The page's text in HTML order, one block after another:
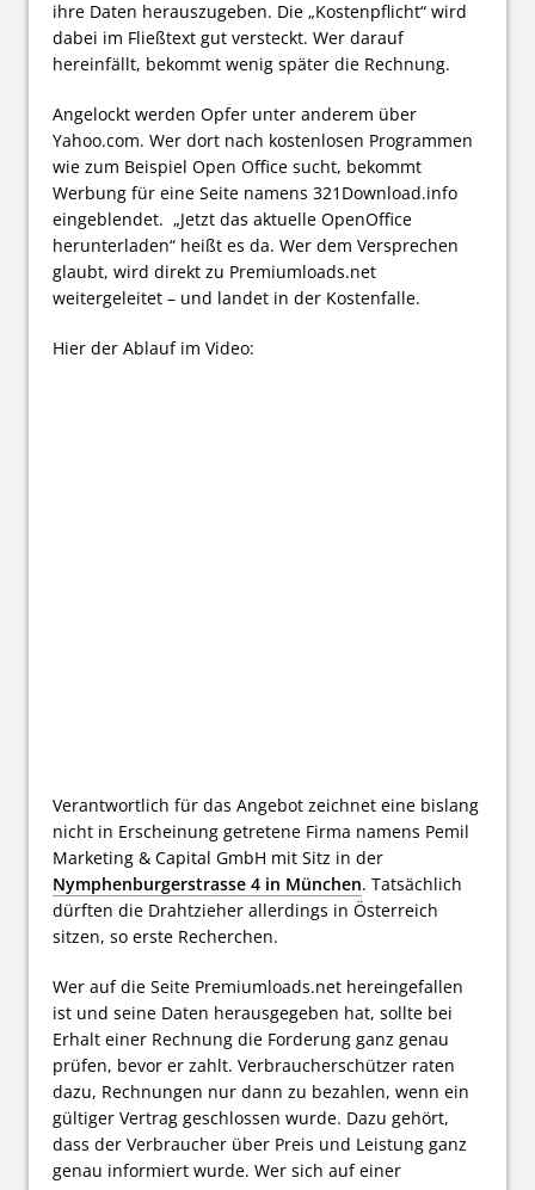
ihre Daten herauszugeben. Die „Kostenpflicht“ wird
dabei im Fließtext gut versteckt. Wer darauf
hereinfällt, bekommt wenig später die Rechnung.
Angelockt werden Opfer unter anderem über
Yahoo.com. Wer dort nach kostenlosen Programmen
wie zum Beispiel Open Office sucht, bekommt
Werbung für eine Seite namens 321Download.info
eingeblendet. „Jetzt das aktuelle OpenOffice
herunterladen“ heißt es da. Wer dem Versprechen
glaubt, wird direkt zu Premiumloads.net
weitergeleitet – und landet in der Kostenfalle.
Hier der Ablauf im Video:
Verantwortlich für das Angebot zeichnet eine bislang
nicht in Erscheinung getretene Firma namens Pemil
Marketing & Capital GmbH mit Sitz in der
Nymphenburgerstrasse 4 in München. Tatsächlich
dürften die Drahtzieher allerdings in Österreich
sitzen, so erste Recherchen.
Wer auf die Seite Premiumloads.net hereingefallen
ist und seine Daten herausgegeben hat, sollte bei
Erhalt einer Rechnung die Forderung ganz genau
prüfen, bevor er zahlt. Verbraucherschützer raten
dazu, Rechnungen nur dann zu bezahlen, wenn ein
gültiger Vertrag geschlossen wurde. Dazu gehört,
dass der Verbraucher über Preis und Leistung ganz
genau informiert wurde. Wer sich auf einer